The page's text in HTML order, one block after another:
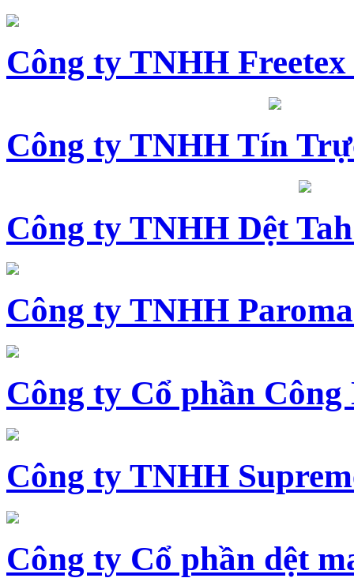
Công ty TNHH
Công ty TNHH Tín
Công ty TNHH Dệt
Công ty TNHH
Công ty Cổ phần Công
Công ty TNHH
Công ty Cổ phần dệt